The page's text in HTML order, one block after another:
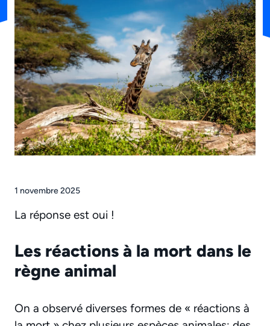
1 novembre 2025
La réponse est oui !
Les réactions à la mort dans le
règne animal
On a observé diverses formes de « réactions à